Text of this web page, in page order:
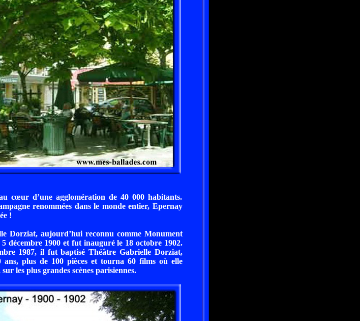
cœur d’une agglomération de 40 000 habitants.
renommées dans le monde entier, Epernay
!
Dorziat, aujourd’hui reconnu comme Monument
1900 et fut inauguré le 18 octobre 1902.
1987, il fut baptisé Théâtre Gabrielle Dorziat,
plus de 100 pièces et tourna 60 films où elle
les plus grandes scènes parisiennes.